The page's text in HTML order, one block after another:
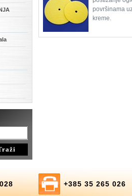
površinama
kreme.
+385 35 265 026